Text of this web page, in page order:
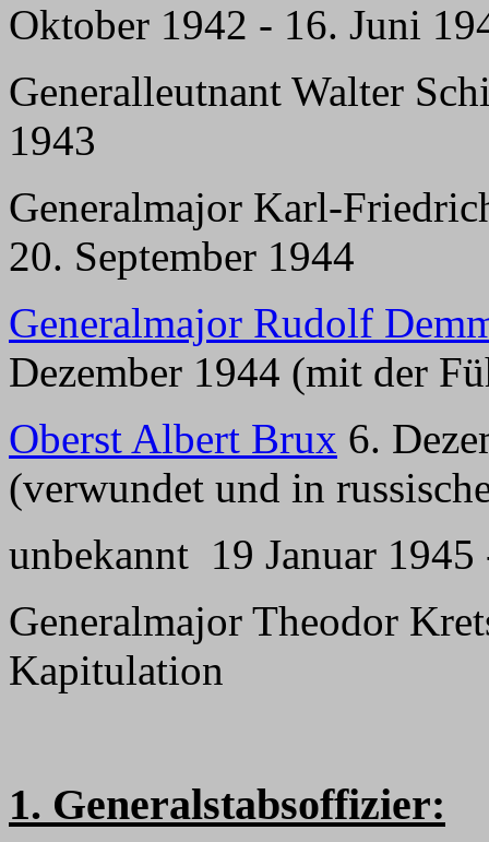
Oktober 1942 - 16. Juni
Generalleutnant Walter
1943
Generalmajor Karl-
20. September 1944
Generalmajor Rudolf
Dezember 1944 (mit der
Oberst Albert Brux 6.
(verwundet und in
unbekannt 19 Januar 1945
Generalmajor Theodor
Kapitulation
1. Generalstabsoffizier: